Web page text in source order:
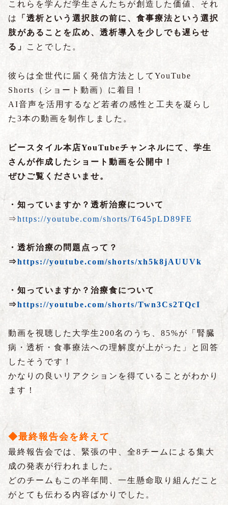
これらを学んだ学生さんたちが創造した価値、それ
は
「透析という選択肢の前に、食事療法という選択
肢があることを広め、透析導入を少しでも遅らせ
る」
ことでした。
彼らは全世代に届く発信方法としてYouTube
Shorts（ショート動画）に着目！
AI音声を活用するなど若者の感性と工夫を凝らし
た3本の動画を制作しました。
ビースタイル本店YouTubeチャンネルにて、学生
さんが作成したショート動画を公開中！
ぜひご覧くださいませ。
・知っていますか？透析治療について
⇒https://youtube.com/shorts/T645pLD89FE
・透析治療の問題点って？
⇒https://youtube.com/shorts/xh5k8jAUUVk
・知っていますか？治療食について
⇒https://youtube.com/shorts/Twn3Cs2TQcI
動画を視聴した大学生200名のうち、85%が「腎臓
病・透析・食事療法への理解度が上がった」と回答
したそうです！
かなりの良いリアクションを得ていることがわかり
ます！
◆最終報告会を終えて
最終報告会では、緊張の中、全8チームによる集大
成の発表が行われました。
どのチームもこの半年間、一生懸命取り組んだこと
がとても伝わる内容ばかりでした。